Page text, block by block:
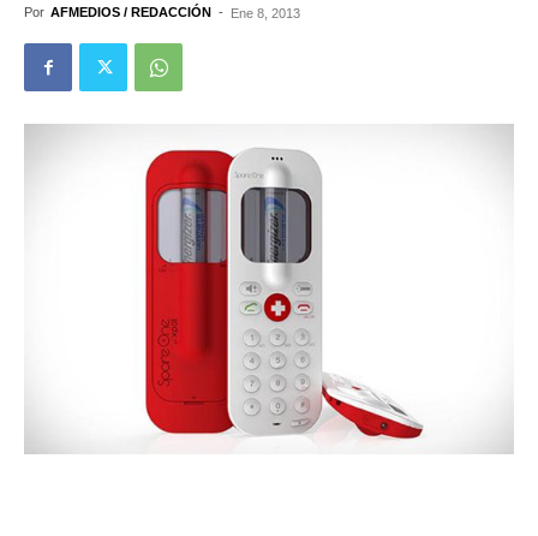
Por AFMEDIOS / REDACCIÓN - Ene 8, 2013